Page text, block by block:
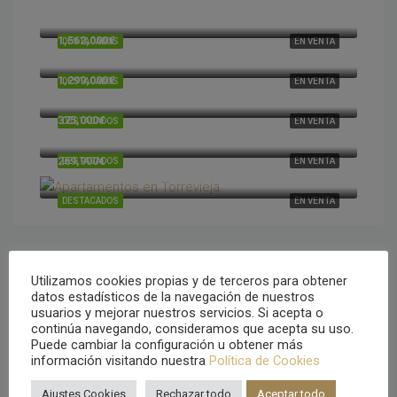
EN VENTA
DESTACADOS
EN VENTA
DESTACADOS
1,562,000€
EN VENTA
DESTACADOS
1,299,000€
EN VENTA
DESTACADOS
375,000€
EN VENTA
DESTACADOS
269,900€
Tipo de propiedad
Villa
Apartamentos
Utilizamos cookies propias y de terceros para obtener
datos estadísticos de la navegación de nuestros
usuarios y mejorar nuestros servicios. Si acepta o
continúa navegando, consideramos que acepta su uso.
Puede cambiar la configuración u obtener más
información visitando nuestra Política de Cookies
Ajustes Cookies Rechazar todo Aceptar todo